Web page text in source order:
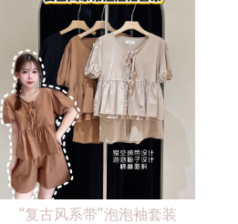
“复古风系带”泡泡袖套装